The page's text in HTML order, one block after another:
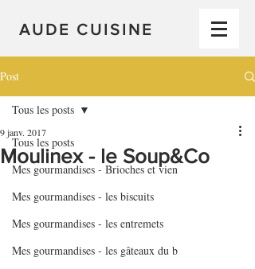
AUDE CUISINE
Post
Tous les posts
Mes gourmandises - Brioches et vien
Mes gourmandises - les biscuits
Mes gourmandises - les entremets
Mes gourmandises - les gâteaux du b
Tous les posts
Moulinex - le Soup&Co
9 janv. 2017